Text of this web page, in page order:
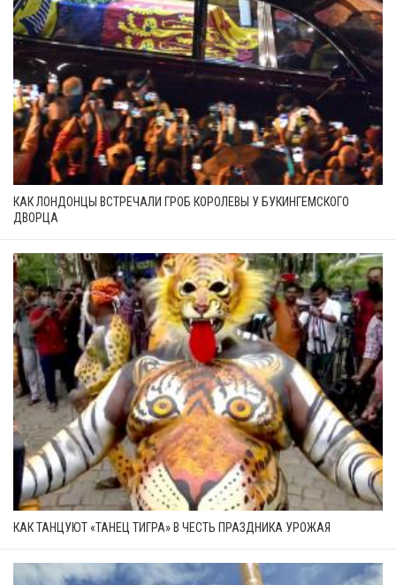
КАК ЛОНДОНЦЫ ВСТРЕЧАЛИ ГРОБ КОРОЛЕВЫ У БУКИНГЕМСКОГО
ДВОРЦА
КАК ТАНЦУЮТ «ТАНЕЦ ТИГРА» В ЧЕСТЬ ПРАЗДНИКА УРОЖАЯ